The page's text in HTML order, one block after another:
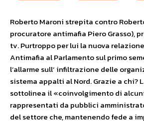
Roberto Maroni strepita contro
procuratore antimafia Piero Grasso),
tv. Purtroppo per lui la nuova
Antimafia al Parlamento sul primo
l’allarme sull’ infiltrazione delle
sistema appalti al Nord. Grazie a chi?
sottolinea il «coinvolgimento di
rappresentati da pubblici
del settore che, mantenendo fede a